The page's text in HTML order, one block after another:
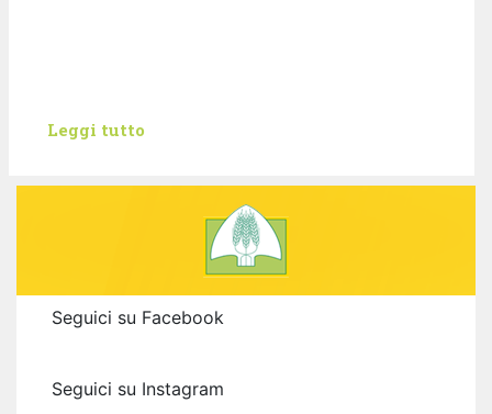
# lacampagnanonsiferma5
Leggi tutto
Seguici su Facebook
Seguici su Instagram